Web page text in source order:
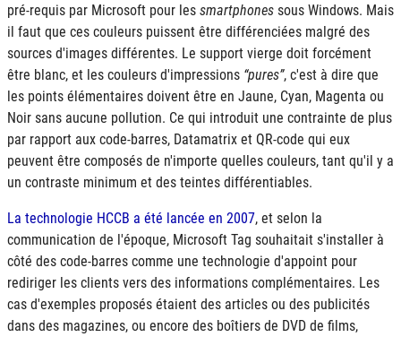
pré-requis par Microsoft pour les smartphones sous Windows. Mais
il faut que ces couleurs puissent être différenciées malgré des
sources d'images différentes. Le support vierge doit forcément
être blanc, et les couleurs d'impressions pures , c'est à dire que
les points élémentaires doivent être en Jaune, Cyan, Magenta ou
Noir sans aucune pollution. Ce qui introduit une contrainte de plus
par rapport aux code-barres, Datamatrix et QR-code qui eux
peuvent être composés de n'importe quelles couleurs, tant qu'il y a
un contraste minimum et des teintes différentiables.
La technologie HCCB a été lancée en 2007, et selon la
communication de l'époque, Microsoft Tag souhaitait s'installer à
côté des code-barres comme une technologie d'appoint pour
rediriger les clients vers des informations complémentaires. Les
cas d'exemples proposés étaient des articles ou des publicités
dans des magazines, ou encore des boîtiers de DVD de films,